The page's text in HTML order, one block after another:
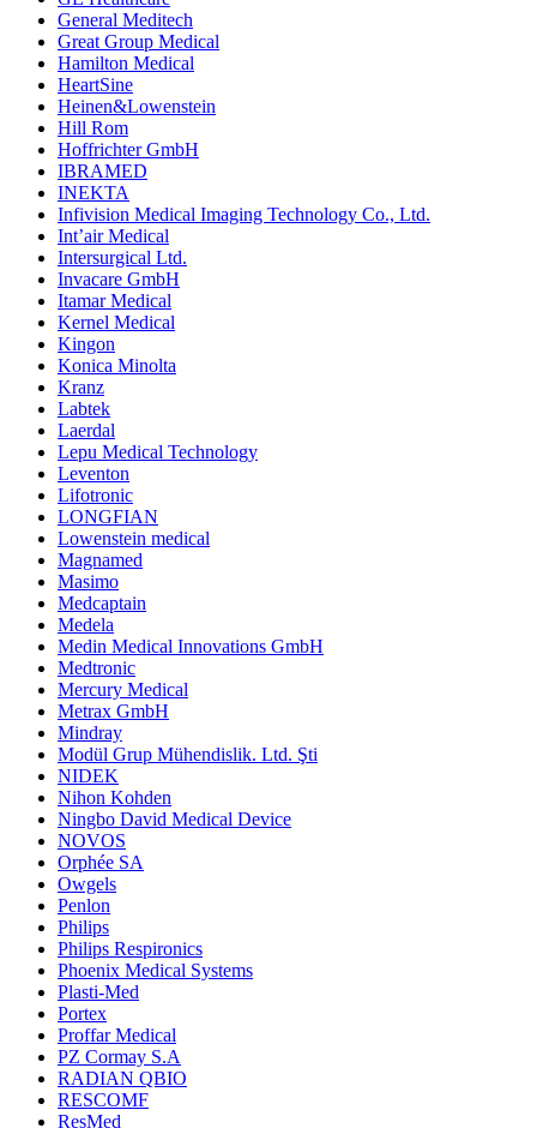
General Meditech
Great Group Medical
Hamilton Medical
HeartSine
Heinen&Lowenstein
Hill Rom
Hoffrichter GmbH
IBRAMED
INEKTA
Infivision Medical Imaging Technology Co., Ltd.
Int’air Medical
Intersurgical Ltd.
Invacare GmbH
Itamar Medical
Kernel Medical
Kingon
Konica Minolta
Kranz
Labtek
Laerdal
Lepu Medical Technology
Leventon
Lifotronic
LONGFIAN
Lowenstein medical
Magnamed
Masimo
Medcaptain
Medela
Medin Medical Innovations GmbH
Medtronic
Mercury Medical
Metrax GmbH
Mindray
Modül Grup Mühendislik. Ltd. Şti
NIDEK
Nihon Kohden
Ningbo David Medical Device
NOVOS
Orphée SA
Owgels
Penlon
Philips
Philips Respironics
Phoenix Medical Systems
Plasti-Med
Portex
Proffar Medical
PZ Cormay S.A
RADIAN QBIO
RESCOMF
ResMed